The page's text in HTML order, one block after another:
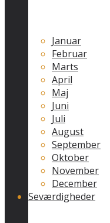
Januar
Februar
Marts
April
Maj
Juni
Juli
August
September
Oktober
November
December
Seværdigheder